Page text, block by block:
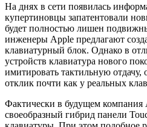
На днях в сети появилась
купертиновцы запатентовали
будет полностью лишен
инженеры Apple предлагают
клавиатурный блок. Однако в
устройств клавиатура нового
имитировать тактильную отдачу,
отклик почти как у реальных
Фактически в будущем компания
своеобразный гибрид панели